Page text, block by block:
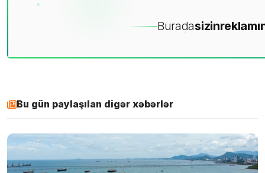
Buradasizin
Bu gün paylaşılan digər xəbərlər